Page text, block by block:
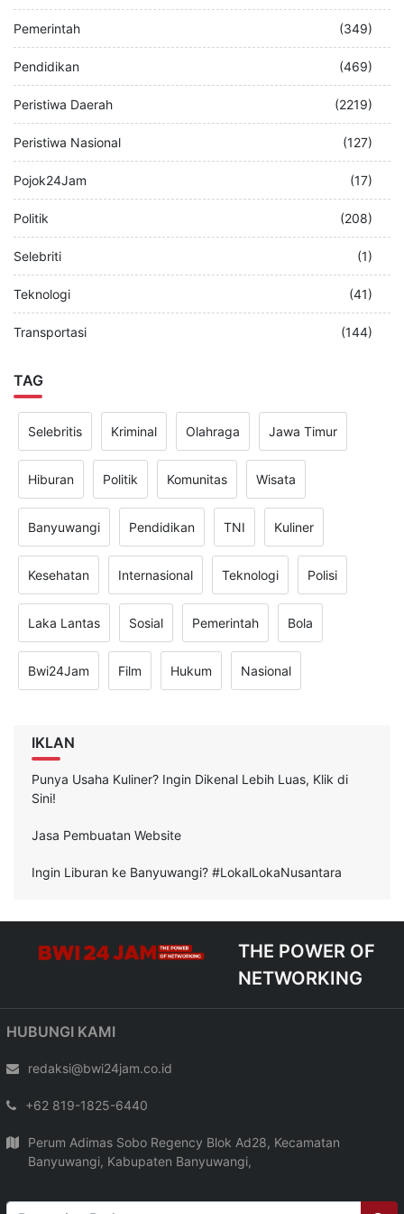
Pemerintah (349)
Pendidikan (469)
Peristiwa Daerah (2219)
Peristiwa Nasional (127)
Pojok24Jam (17)
Politik (208)
Selebriti (1)
Teknologi (41)
Transportasi (144)
TAG
Selebritis Kriminal Olahraga Jawa Timur
Hiburan Politik Komunitas Wisata
Banyuwangi Pendidikan TNI Kuliner
Kesehatan Internasional Teknologi Polisi
Laka Lantas Sosial Pemerintah Bola
Bwi24Jam Film Hukum Nasional
IKLAN
Punya Usaha Kuliner? Ingin Dikenal Lebih Luas, Klik di
Sini!
Jasa Pembuatan Website
Ingin Liburan ke Banyuwangi? #LokalLokaNusantara
THE POWER OF
NETWORKING
HUBUNGI KAMI
redaksi@bwi24jam.co.id
+62 819-1825-6440
Perum Adimas Sobo Regency Blok Ad28, Kecamatan
Banyuwangi, Kabupaten Banyuwangi,